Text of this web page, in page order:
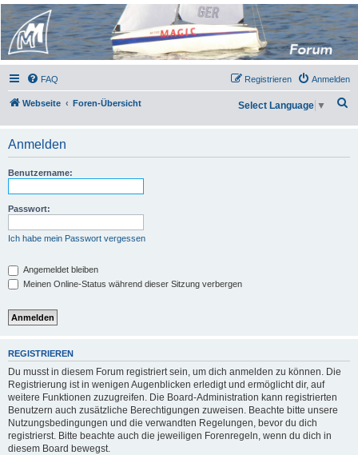
Micro Magic Forum
Deutschland
FAQ Anmelden
Registrieren
Webseite Foren-Übersicht
h
Select Language ▼
Anmelden
Benutzername:
Passwort:
Ich habe mein Passwort vergessen
Angemeldet bleiben
Meinen Online-Status während dieser Sitzung verbergen
REGISTRIEREN
Du musst in diesem Forum registriert sein, um dich anmelden zu können. Die
Registrierung ist in wenigen Augenblicken erledigt und ermöglicht dir, auf
weitere Funktionen zuzugreifen. Die Board-Administration kann registrierten
Benutzern auch zusätzliche Berechtigungen zuweisen. Beachte bitte unsere
Nutzungsbedingungen und die verwandten Regelungen, bevor du dich
registrierst. Bitte beachte auch die jeweiligen Forenregeln, wenn du dich in
diesem Board bewegst.